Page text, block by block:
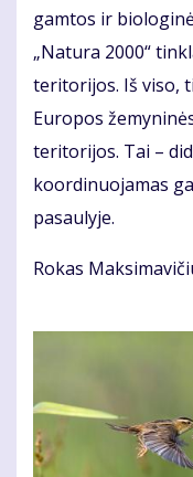
gamtos ir
„Natura 2000“
teritorijos. Iš viso,
Europos
teritorijos. Tai –
koordinuojamas
pasaulyje.
Rokas